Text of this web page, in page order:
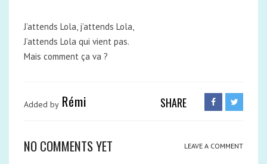
J’attends Lola, j’attends Lola,
J’attends Lola qui vient pas.
Mais comment ça va ?
Added by Rémi SHARE
NO COMMENTS YET LEAVE A COMMENT